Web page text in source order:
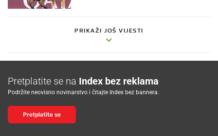
PRIKAŽI JOŠ VIJESTI
Pretplatite se na Index bez reklama
Podržite neovisno novinarstvo i čitajte Index bez bannera.
Pretplatite se